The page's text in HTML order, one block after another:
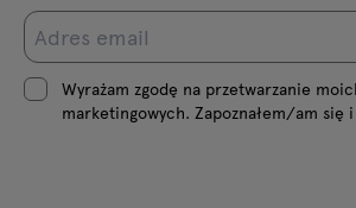
Wyrażam zgodę na przetwarzanie
marketingowych. Zapoznałem/am